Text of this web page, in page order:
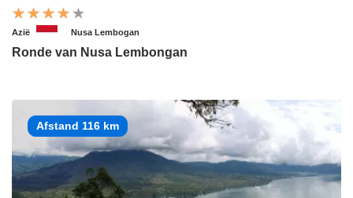
Azië Nusa Lembogan
Ronde van Nusa Lembongan
Afstand 116 km